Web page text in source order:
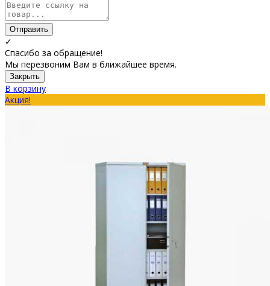
Отправить
✓
Спасибо за обращение!
Мы перезвоним Вам в ближайшее время.
Закрыть
В корзину
Акция!